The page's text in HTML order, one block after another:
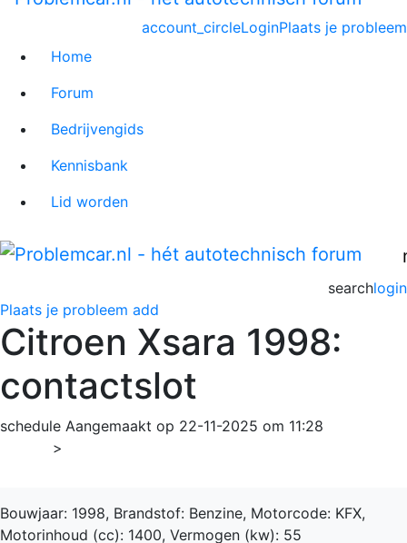
Plaats je probleem
account_circleLogin
Home
Forum
Bedrijvengids
Kennisbank
Lid worden
login
search
Plaats je probleem add
Citroen Xsara 1998:
contactslot
schedule Aangemaakt op 22-11-2025 om 11:28
>
Bouwjaar: 1998, Brandstof: Benzine, Motorcode: KFX,
Motorinhoud (cc): 1400, Vermogen (kw): 55